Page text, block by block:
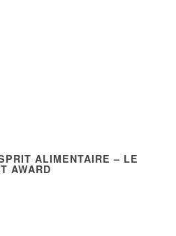
ALIMENTAIRE – LE
AWARD